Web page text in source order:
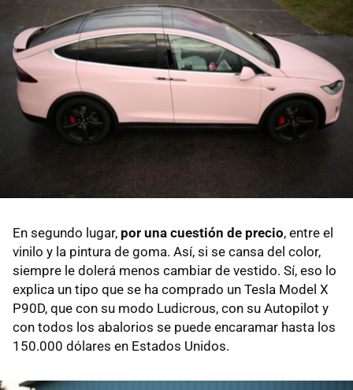
En segundo lugar, por una cuestión de precio, entre el
vinilo y la pintura de goma. Así, si se cansa del color,
siempre le dolerá menos cambiar de vestido. Sí, eso lo
explica un tipo que se ha comprado un Tesla Model X
P90D, que con su modo Ludicrous, con su Autopilot y
con todos los abalorios se puede encaramar hasta los
150.000 dólares en Estados Unidos.